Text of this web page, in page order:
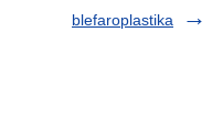
blefaroplastika